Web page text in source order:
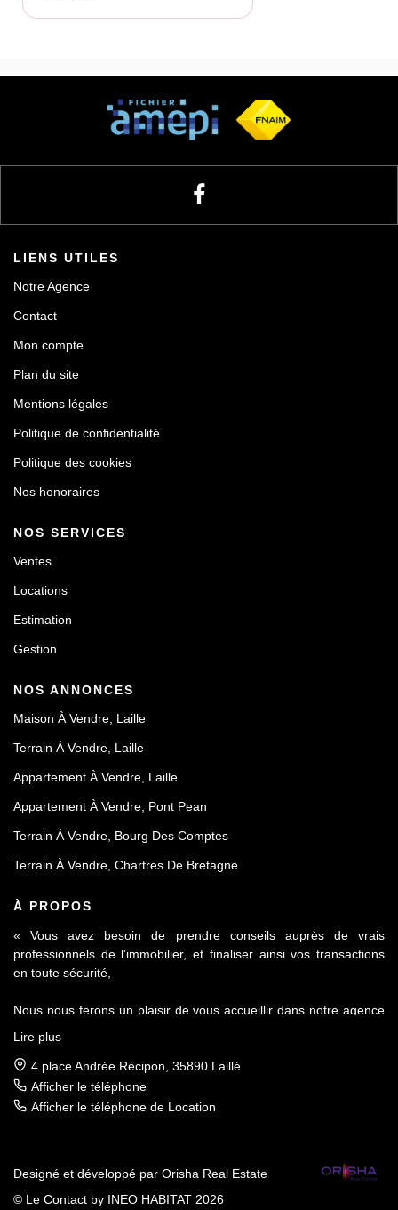
LIENS UTILES
Notre Agence
Contact
Mon compte
Plan du site
Mentions légales
Politique de confidentialité
Politique des cookies
Nos honoraires
NOS SERVICES
Ventes
Locations
Estimation
Gestion
NOS ANNONCES
Maison À Vendre, Laille
Terrain À Vendre, Laille
Appartement À Vendre, Laille
Appartement À Vendre, Pont Pean
Terrain À Vendre, Bourg Des Comptes
Terrain À Vendre, Chartres De Bretagne
À PROPOS
« Vous avez besoin de prendre conseils auprès de vrais
professionnels de l'immobilier, et finaliser ainsi vos transactions
en toute sécurité,
Nous nous ferons un plaisir de vous accueillir dans notre agence
sur l'axe Rennes-Nantes.
Réputés pour notre sérieux et notre déontologie, membre de la
FNAIM et du Fichier commun Exclusivité AMEPI nous saurons
démarches.
Nous vous apporterons toutes les informations concernant les
plans locaux d'urbanisme, les infrastructures, les commerces et
Lire plus
4 place Andrée Récipon, 35890 Laillé
Afficher le téléphone
Afficher le téléphone de Location
Designé et développé par Orisha Real Estate
© Le Contact by INEO HABITAT 2026